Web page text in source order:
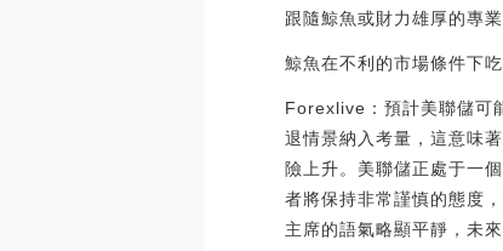
跟隨鯨魚或財力雄厚的專
鯨魚在不利的市場條件下
Forexlive：預計美聯儲可
退情景納入考量，這意味
險上升。美聯儲正處于一
者將保持非常謹慎的態度
主席的語氣略顯平靜，未